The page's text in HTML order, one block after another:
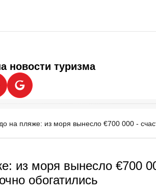
новости туризма
на пляже: из моря вынесло €700 000 -
из моря вынесло €700
обогатились